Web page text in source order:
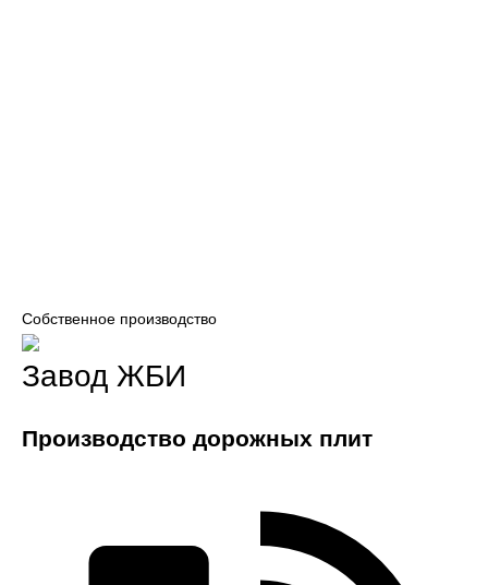
Собственное производство
Завод ЖБИ
Производство дорожных плит